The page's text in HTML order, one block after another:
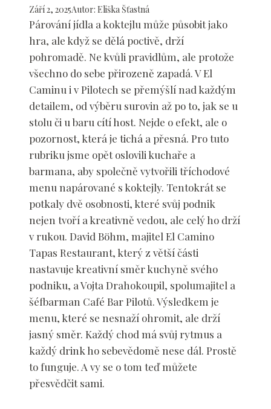
Září 2, 2025Autor: Eliška Šťastná
Párování jídla a koktejlu může působit jako
hra, ale když se dělá poctivě, drží
pohromadě. Ne kvůli pravidlům, ale protože
všechno do sebe přirozeně zapadá. V El
Caminu i v Pilotech se přemýšlí nad každým
detailem, od výběru surovin až po to, jak se u
stolu či u baru cítí host. Nejde o efekt, ale o
pozornost, která je tichá a přesná. Pro tuto
rubriku jsme opět oslovili kuchaře a
barmana, aby společně vytvořili tříchodové
menu napárované s koktejly. Tentokrát se
potkaly dvě osobnosti, které svůj podnik
nejen tvoří a kreativně vedou, ale celý ho drží
v rukou. David Böhm, majitel El Camino
Tapas Restaurant, který z větší části
nastavuje kreativní směr kuchyně svého
podniku, a Vojta Drahokoupil, spolumajitel a
šéfbarman Café Bar Pilotů. Výsledkem je
menu, které se nesnaží ohromit, ale drží
jasný směr. Každý chod má svůj rytmus a
každý drink ho sebevědomě nese dál. Prostě
to funguje. A vy se o tom teď můžete
přesvědčit sami.